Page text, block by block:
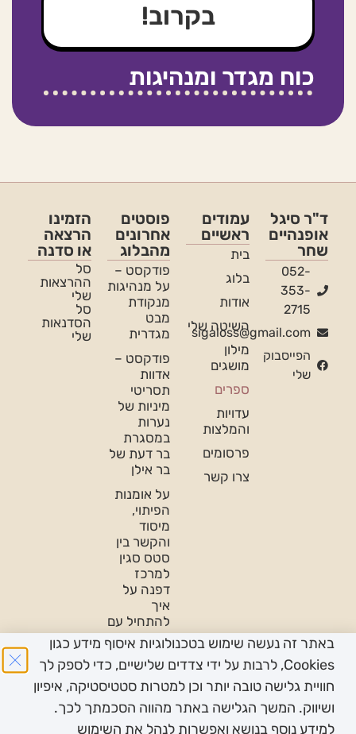
בקרוב!
כוח מגדר ומנהיגות
ד"ר סיגל
אופנהיים
שחר
052-
353-
2715
sigaloss@gmail.com
הפייסבוק
שלי
עמודים
ראשיים
בית
בלוג
אודות
השיטה שלי
מילון
מושגים
ספרים
עדויות
והמלצות
פרסומים
צרו קשר
פוסטים
אחרונים
מהבלוג
פודקסט –
על מנהיגות
מנקודת
מבט
מגדרית
פודקסט –
אדוות
תסריטי
מיניות של
נערות
במסגרת
בר דעת של
בר אילן
על אומנות
הפיתוי,
מיסוד
והקשר בין
סטס סגין
למרכז
דפנה על
איך
להתחיל עם
נשים
פודקאסט
פמיניזם-
בין תחומי-
לכבוד יום
הזמינו
הרצאה
או סדנה
סל
ההרצאות
שלי
סל
הסדנאות
שלי
באתר זה נעשה שימוש בטכנולוגיות איסוף מידע כגון
Cookies, לרבות על ידי צדדים שלישיים, כדי לספק לך
חוויית גלישה טובה יותר וכן למטרות סטטיסטיקה, איפיון
ושיווק. המשך הגלישה באתר מהווה הסכמתך לכך.
למידע נוסף בנושא ואפשרות לנהל את השימוש